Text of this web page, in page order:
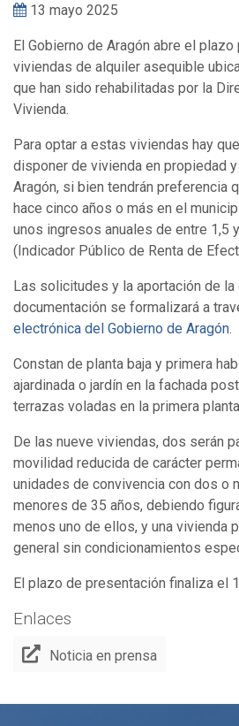
13 mayo 2025
El Gobierno de Aragón abre el plazo
viviendas de alquiler asequible
que han sido rehabilitadas por la
Vivienda.
Para optar a estas viviendas hay
disponer de vivienda en propiedad
Aragón, si bien tendrán preferencia
hace cinco años o más en el
unos ingresos anuales de entre 1,5
(Indicador Público de Renta de
Las solicitudes y la aportación de
documentación se formalizará a
electrónica del Gobierno de Aragón
Constan de planta baja y primera
ajardinada o jardín en la fachada
terrazas voladas en la primera planta.
De las nueve viviendas, dos serán
movilidad reducida de carácter
unidades de convivencia con dos o
menores de 35 años, debiendo
menos uno de ellos, y una vivienda
general sin condicionamientos
El plazo de presentación finaliza el
Enlaces
Noticia en prensa